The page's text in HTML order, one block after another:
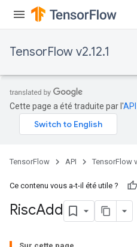
TensorFlow v2.12.1
Cette page a été traduite par l'
TensorFlow API TensorFlow
Ce contenu vous a-t-il été utile ?
RiscAdd